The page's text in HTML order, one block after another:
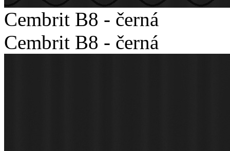
Cembrit B8 - černá
Cembrit B8 - černá